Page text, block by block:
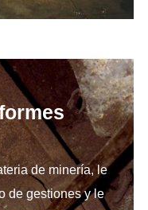
de minería, le
de gestiones y le